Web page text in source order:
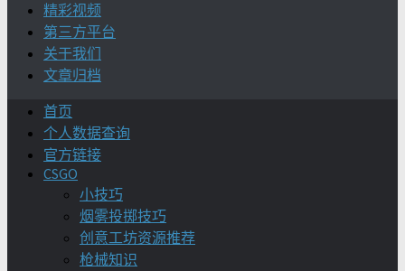
精彩视频
第三方平台
关于我们
文章归档
首页
个人数据查询
官方链接
CSGO
小技巧
烟雾投掷技巧
创意工坊资源推荐
枪械知识